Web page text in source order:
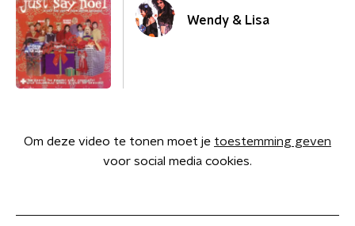
Wendy & Lisa
Om deze video te tonen moet je toestemming geven
voor social media cookies.